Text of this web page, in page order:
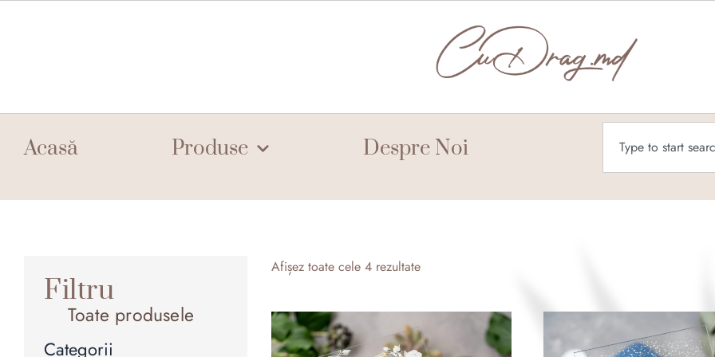
Acasă Produse Despre Noi
Filtru
Toate produsele
Categorii
Afișez toate cele 4 rezultatedupă